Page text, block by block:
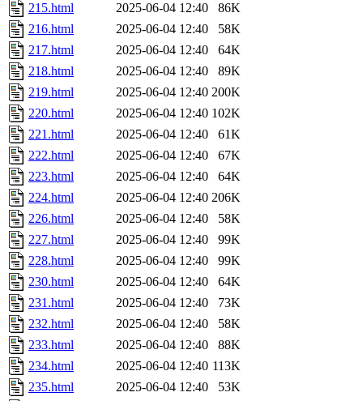
215.html
2025-06-04 12:40
86K
216.html
2025-06-04 12:40
58K
217.html
2025-06-04 12:40
64K
218.html
2025-06-04 12:40
89K
219.html
2025-06-04 12:40 200K
220.html
2025-06-04 12:40 102K
221.html
2025-06-04 12:40
61K
222.html
2025-06-04 12:40
67K
223.html
2025-06-04 12:40
64K
224.html
2025-06-04 12:40 206K
226.html
2025-06-04 12:40
58K
227.html
2025-06-04 12:40
99K
228.html
2025-06-04 12:40
99K
230.html
2025-06-04 12:40
64K
231.html
2025-06-04 12:40
73K
232.html
2025-06-04 12:40
58K
233.html
2025-06-04 12:40
88K
234.html
2025-06-04 12:40 113K
235.html
2025-06-04 12:40
53K